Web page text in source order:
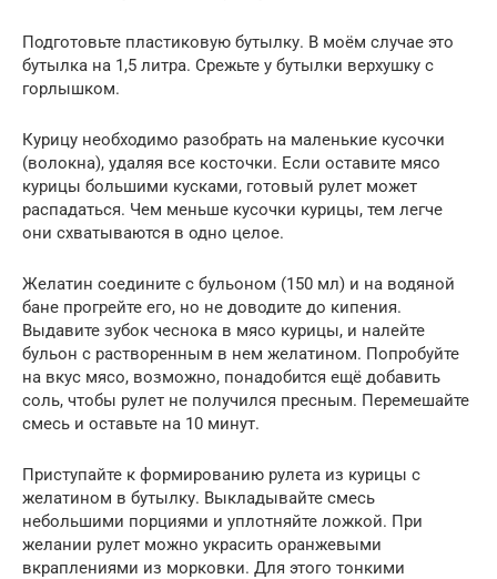
Подготовьте пластиковую бутылку. В моём случае это
бутылка на 1,5 литра. Срежьте у бутылки верхушку с
горлышком.
Курицу необходимо разобрать на маленькие кусочки
(волокна), удаляя все косточки. Если оставите мясо
курицы большими кусками, готовый рулет может
распадаться. Чем меньше кусочки курицы, тем легче
они схватываются в одно целое.
Желатин соедините с бульоном (150 мл) и на водяной
бане прогрейте его, но не доводите до кипения.
Выдавите зубок чеснока в мясо курицы, и налейте
бульон с растворенным в нем желатином. Попробуйте
на вкус мясо, возможно, понадобится ещё добавить
соль, чтобы рулет не получился пресным. Перемешайте
смесь и оставьте на 10 минут.
Приступайте к формированию рулета из курицы с
желатином в бутылку. Выкладывайте смесь
небольшими порциями и уплотняйте ложкой. При
желании рулет можно украсить оранжевыми
вкраплениями из морковки. Для этого тонкими